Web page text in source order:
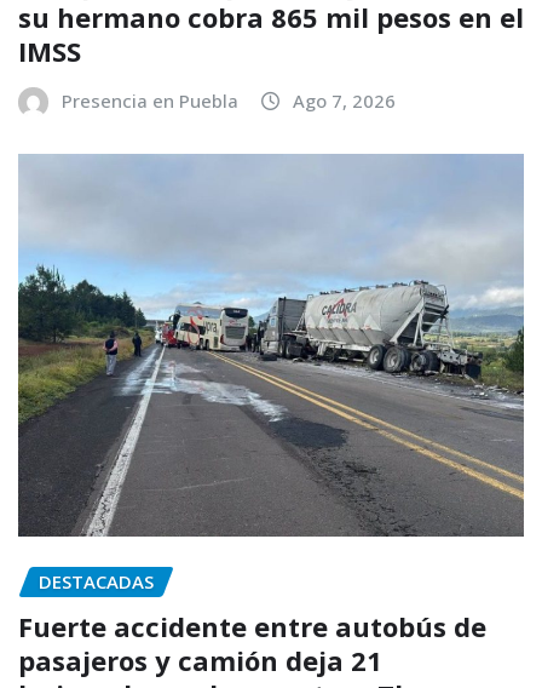
su hermano cobra 865 mil pesos en el
IMSS
Presencia en Puebla Ago 7, 2026
DESTACADAS
Fuerte accidente entre autobús de
pasajeros y camión deja 21